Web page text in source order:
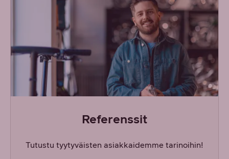
Referenssit
Tutustu tyytyväisten asiakkaidemme tarinoihin!